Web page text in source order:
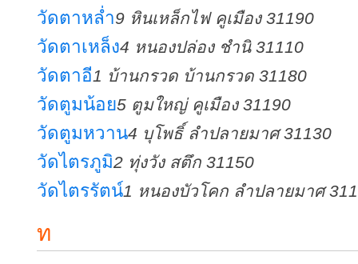
วัดตาหล่ำ9 หินเหล็กไฟ คูเมือง 31190
วัดตาเหล็ง4 หนองปล่อง ชำนิ 31110
วัดตาอี1 บ้านกรวด บ้านกรวด 31180
วัดตูมน้อย5 ตูมใหญ่ คูเมือง 31190
วัดตูมหวาน4 บุโพธิ์ ลำปลายมาศ 31130
วัดไตรภูมิ2 ทุ่งวัง สตึก 31150
วัดไตรรัตน์1 หนองบัวโคก ลำปลายมาศ
ท